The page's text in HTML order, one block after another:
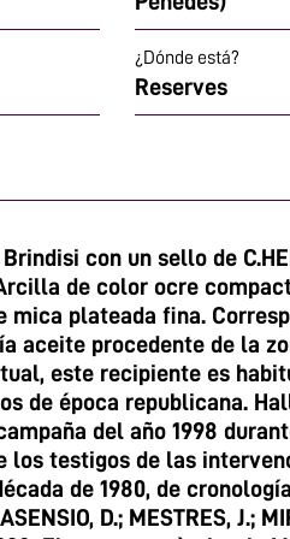
¿Dónde está?
Reserves
con un sello de
de color ocre
mica plateada fina.
aceite procedente de la
este recipiente es
de época republicana.
del año 1998
los testigos de las
de 1980, de
D.; MESTRES, J.;